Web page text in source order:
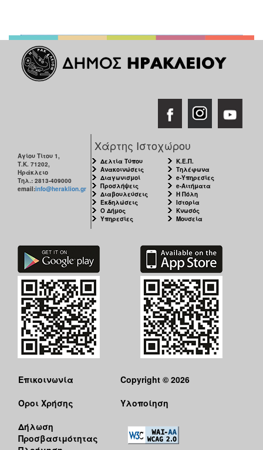
Αγίου Τίτου 1,
Τ.Κ. 71202,
Ηράκλειο
Τηλ.: 2813-409000
email:info@heraklion.gr
Χάρτης Ιστοχώρου
Δελτία Τύπου
Ανακοινώσεις
Διαγωνισμοί
Προσλήψεις
Διαβουλεύσεις
Εκδηλώσεις
Ο Δήμος
Υπηρεσίες
Κ.Ε.Π.
Τηλέφωνα
e-Υπηρεσίες
e-Αιτήματα
Η Πόλη
Ιστορία
Κνωσός
Μουσεία
Επικοινωνία
Όροι Χρήσης
Δήλωση
Προσβασιμότητας
Copyright © 2026
Υλοποίηση